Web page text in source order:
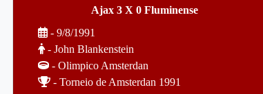
Ajax 3 X 0 Fluminense
- 9/8/1991
- John Blankenstein
- Olimpico Amsterdan
- Torneio de Amsterdan 1991